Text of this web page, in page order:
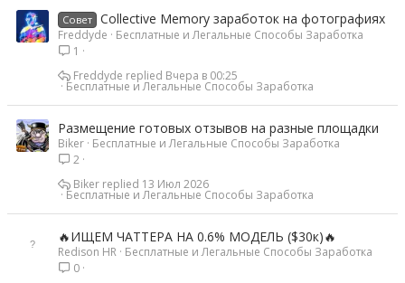
Совет Collective Memory заработок на фотографиях
Freddyde
Бесплатные и Легальные Способы Заработка
1
Бесплатные и Легальные Способы Заработка
Вчера в 00:25
Freddyde
Размещение готовых отзывов на разные площадки
Biker Бесплатные и Легальные Способы Заработка
2
Бесплатные и Легальные Способы Заработка
13 Июл 2026
Biker
🔥ИЩЕМ ЧАТТЕРА НА 0.6% МОДЕЛЬ ($30к)🔥
Redison HR Бесплатные и Легальные Способы Заработка
0